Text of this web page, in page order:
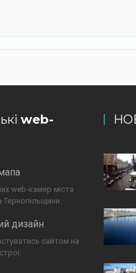
web-
web-камер міста
Тернопільщини.
дизайн
сайтом на